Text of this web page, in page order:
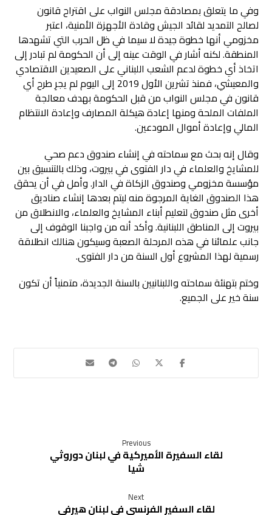
وفي ما يتعلق بمصادقة مجلس النواب على اقتراح قانون
لصالح التمديد لقائد الجيش وقادة الأجهزة الأمنية، اعتبر
مخزومي أنها خطوة جيدة لا سيما في ظل الحرب التي تشهدها
المنطقة. لكنه أشار في الوقت عينه إلى أن الحكومة لم تبادر إلى
اتخاذ أي خطوة لدعم الشعب اللبناني على الصعيدين الاقتصادي
والمعيشي، فمنذ تشرين الأول 2019 إلى اليوم لم يجرِ طرح أي
قانون في مجلس النواب من قبل الحكومة بهدف معالجة
الملفات الملحة ومنها إعادة هيكلة المصارف وإعادة الانتظام
المالي وإعادة أموال المودعين.
وقال إنه بحث مع سماحته في إنشاء صندوق دعم صحي
للمشايخ والعلماء في دار الفتوى في بيروت، وذلك بالتنسيق بين
مؤسسة مخزومي وصندوق الزكاة في الدار. وأمل في أن يحقق
هذا الصندوق الغاية المرجوة منه ليتم بعدها إنشاء صناديق
أخرى مثل صندوق لتعليم أبناء المشايخ والعلماء، والانطلاق من
بيروت إلى المناطق اللبنانية. وأكد أنه من واجبنا الوقوف إلى
جانب علمائنا في هذه المرحلة الصعبة وسيكون هنالك انطلاقة
رسمية لهذا المشروع أول السنة من دار الفتوى.
وختم بتهنئة سماحته واللبنانيين بالسنة الجديدة، متمنياً أن تكون
سنة خير على الجميع.
Previous
لقاء السفيرة الأميركية في لبنان دوروثي
شيا
Next
لقاء السفير الفرنسي في لبنان هيرفي